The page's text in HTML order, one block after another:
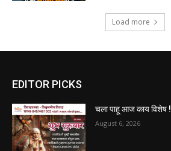
Load more
EDITOR PICKS
चला पाहू आज काय विशेष !
August 6, 2026